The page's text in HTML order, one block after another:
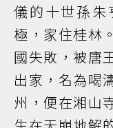
儀的十世孫朱
極，家住桂林
國失敗，被唐
出家，名為喝
州，便在湘山